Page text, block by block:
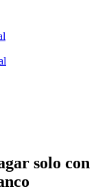
solo con